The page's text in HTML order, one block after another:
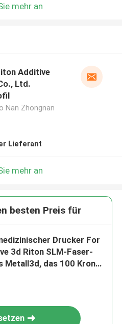
mehr an
Additive
Ltd.
Nan Zhongnan
Lieferant
mehr an
besten Preis für
Drucker For
3d Riton SLM-Faser-
Metall3d, das 100 Kronen